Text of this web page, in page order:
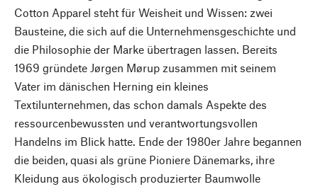
Cotton Apparel steht für Weisheit und Wissen: zwei
Bausteine, die sich auf die Unternehmensgeschichte und
die Philosophie der Marke übertragen lassen. Bereits
1969 gründete Jørgen Mørup zusammen mit seinem
Vater im dänischen Herning ein kleines
Textilunternehmen, das schon damals Aspekte des
ressourcenbewussten und verantwortungsvollen
Handelns im Blick hatte. Ende der 1980er Jahre begannen
die beiden, quasi als grüne Pioniere Dänemarks, ihre
Kleidung aus ökologisch produzierter Baumwolle